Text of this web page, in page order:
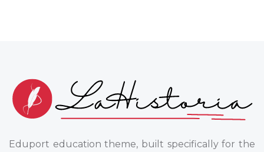
Eduport education theme, built specifically for the